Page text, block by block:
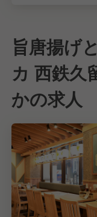
旨唐揚げ
カ 西鉄久
かの求人